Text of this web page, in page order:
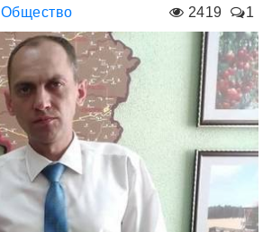
2419 1
Общество